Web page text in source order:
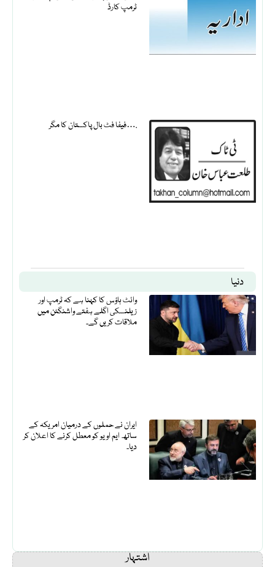
ٹرمپ کارڈ
فیفا فٹ بال پاکستان کا مگر….
دنیا
وائٹ ہاؤس کا کہنا ہے کہ ٹرمپ اور
زیلنسکی اگلے ہفتے واشنگٹن میں
ملاقات کریں گے۔
ایران نے حملوں کے درمیان امریکہ کے
ساتھ ایم او یو کو معطل کرنے کا اعلان کر
دیا۔
اشتہار